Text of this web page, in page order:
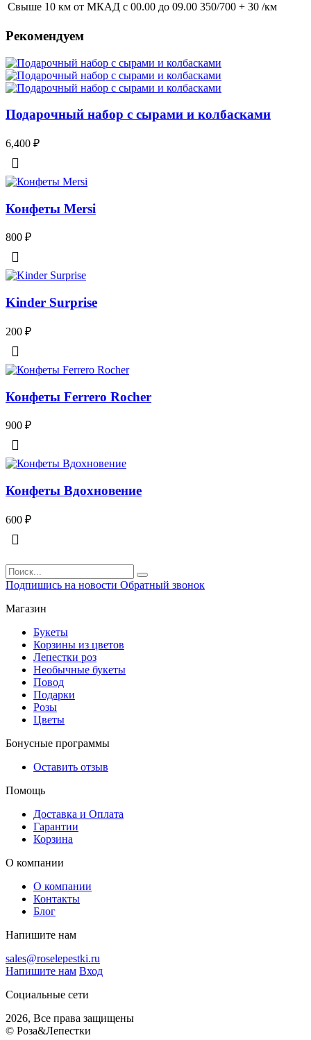
Свыше 10 км от МКАД с 00.00 до 09.00 350/700 + 30 /км
Рекомендуем
Подарочный набор с сырами и колбасками
6,400 ₽
Конфеты Mersi
800 ₽
Kinder Surprise
200 ₽
Конфеты Ferrero Rocher
900 ₽
Конфеты Вдохновение
600 ₽
Подпишись на новости Обратный звонок
Магазин
Букеты
Корзины из цветов
Лепестки роз
Необычные букеты
Повод
Подарки
Розы
Цветы
Бонусные программы
Оставить отзыв
Помощь
Доставка и Оплата
Гарантии
Корзина
О компании
О компании
Контакты
Блог
Напишите нам
sales@roselepestki.ru
Напишите нам Вход
Социальные сети
2026, Все права защищены
© Роза&Лепестки